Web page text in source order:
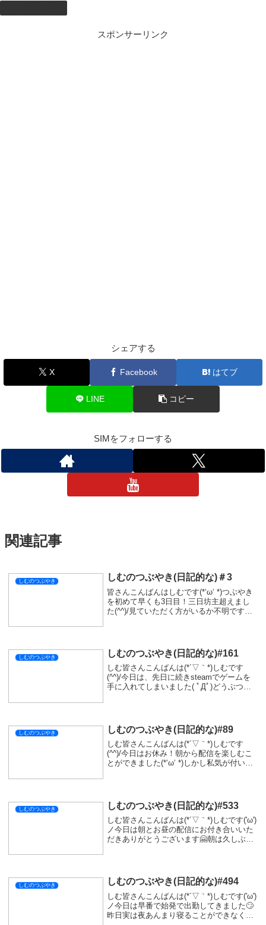
スポンサーリンク
シェアする
X Facebook はてブ
LINE コピー
SIMをフォローする
関連記事
しむのつぶやき しむのつぶやき(日記的な)＃3
皆さんこんばんはしむです(*‘ω‘ *)つぶやき
を初めて早くも3日目！三日坊主超えまし
た(^^)/見ていただく方がいるか不明です
しむのつぶやき しむのつぶやき(日記的な)#161
しむ皆さんこんばんは(*´▽｀*)しむです
(^^)/今日は、先日に続きsteamでゲームを
手に入れてしまいました( ﾟДﾟ)どうぶつの
しむのつぶやき しむのつぶやき(日記的な)#89
しむ皆さんこんばんは(*´▽｀*)しむです
(^^)/今日はお休み！朝から配信を楽しむこ
とができました(*‘ω‘ *)しかし私気が付いて
しむのつぶやき しむのつぶやき(日記的な)#533
しむ皆さんこんばんは(*´▽｀*)しむです('ω')
ノ今日は朝とお昼の配信にお付き合いいた
だきありがとうございます🤗朝は久しぶり
も...
しむのつぶやき しむのつぶやき(日記的な)#494
しむ皆さんこんばんは(*´▽｀*)しむです('ω')
ノ今日は早番で始発で出勤してきました🙄
昨日実は夜あんまり寝ることができなくっ